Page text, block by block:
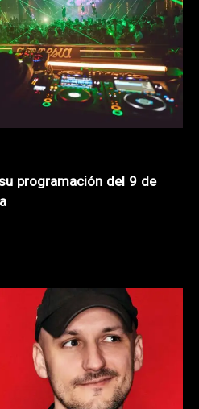
programación del 9 de